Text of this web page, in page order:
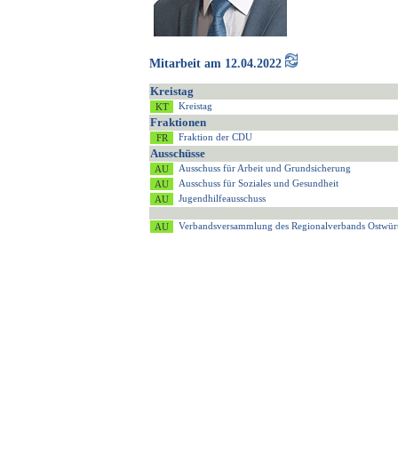
Mitarbeit am 12.04.2022
Kreistag
Kreistag
Fraktionen
Fraktion der CDU
Ausschüsse
Ausschuss für Arbeit und Grundsicherung
Ausschuss für Soziales und Gesundheit
Jugendhilfeausschuss
Verbandsversammlung des Regionalverbands